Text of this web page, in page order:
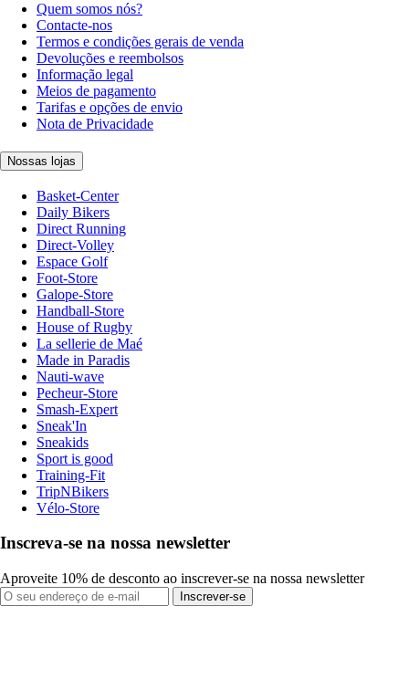
Quem somos nós?
Contacte-nos
Termos e condições gerais de venda
Devoluções e reembolsos
Informação legal
Meios de pagamento
Tarifas e opções de envio
Nota de Privacidade
Nossas lojas
Basket-Center
Daily Bikers
Direct Running
Direct-Volley
Espace Golf
Foot-Store
Galope-Store
Handball-Store
House of Rugby
La sellerie de Maé
Made in Paradis
Nauti-wave
Pecheur-Store
Smash-Expert
Sneak'In
Sneakids
Sport is good
Training-Fit
TripNBikers
Vélo-Store
Inscreva-se na nossa newsletter
Aproveite 10% de desconto ao inscrever-se na nossa newsletter
Inscrever-se